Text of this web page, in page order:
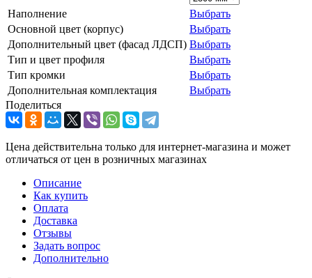
Наполнение
Выбрать
Основной цвет (корпус)
Выбрать
Дополнительный цвет (фасад ЛДСП) Выбрать
Тип и цвет профиля
Выбрать
Тип кромки
Выбрать
Дополнительная комплектация
Выбрать
Поделиться
Цена действительна только для интернет-магазина и может
отличаться от цен в розничных магазинах
Описание
Как купить
Оплата
Доставка
Отзывы
Задать вопрос
Дополнительно